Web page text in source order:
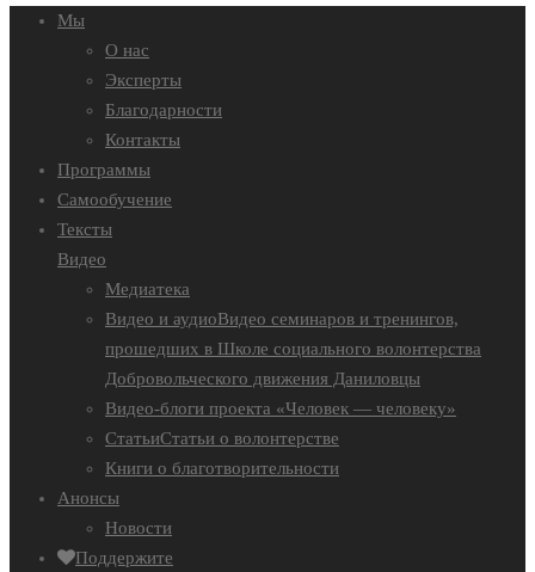
Мы
О нас
Эксперты
Благодарности
Контакты
Программы
Самообучение
Тексты
Видео
Медиатека
Видео и аудиоВидео семинаров и тренингов,
прошедших в Школе социального волонтерства
Добровольческого движения Даниловцы
Видео-блоги проекта «Человек — человеку»
СтатьиСтатьи о волонтерстве
Книги о благотворительности
Анонсы
Новости
Поддержите